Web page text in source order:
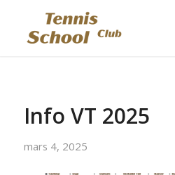
Info VT 2025
mars 4, 2025